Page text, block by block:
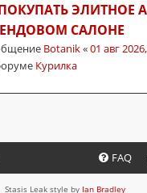
ЭЛИТНОЕ
САЛОНЕ
Botanik«01 авг
Курилка
FAQ
Stasis Leak style by Ian Bradley